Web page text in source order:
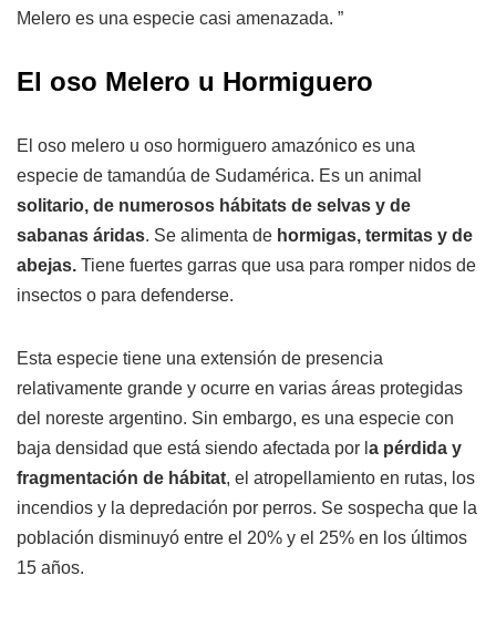
Melero es una especie casi amenazada. ”
El oso Melero u Hormiguero
El oso melero u oso hormiguero amazónico es una
especie de tamandúa de Sudamérica. Es un animal
solitario, de numerosos hábitats de selvas y de
sabanas áridas. Se alimenta de hormigas, termitas y de
abejas. Tiene fuertes garras que usa para romper nidos de
insectos o para defenderse.
Esta especie tiene una extensión de presencia
relativamente grande y ocurre en varias áreas protegidas
del noreste argentino. Sin embargo, es una especie con
baja densidad que está siendo afectada por l a pérdida y
fragmentación de hábitat, el atropellamiento en rutas, los
incendios y la depredación por perros. Se sospecha que la
población disminuyó entre el 20% y el 25% en los últimos
15 años.